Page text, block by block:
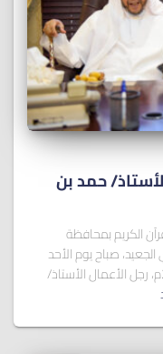
ﺣﻤﺪ ﺑﻦ
الكريم بمحافظة
صباح يوم الأحد
12 صفر 1448هـ الموافق 26 يوليو 2026م، رجل الأعمال الأستاذ/